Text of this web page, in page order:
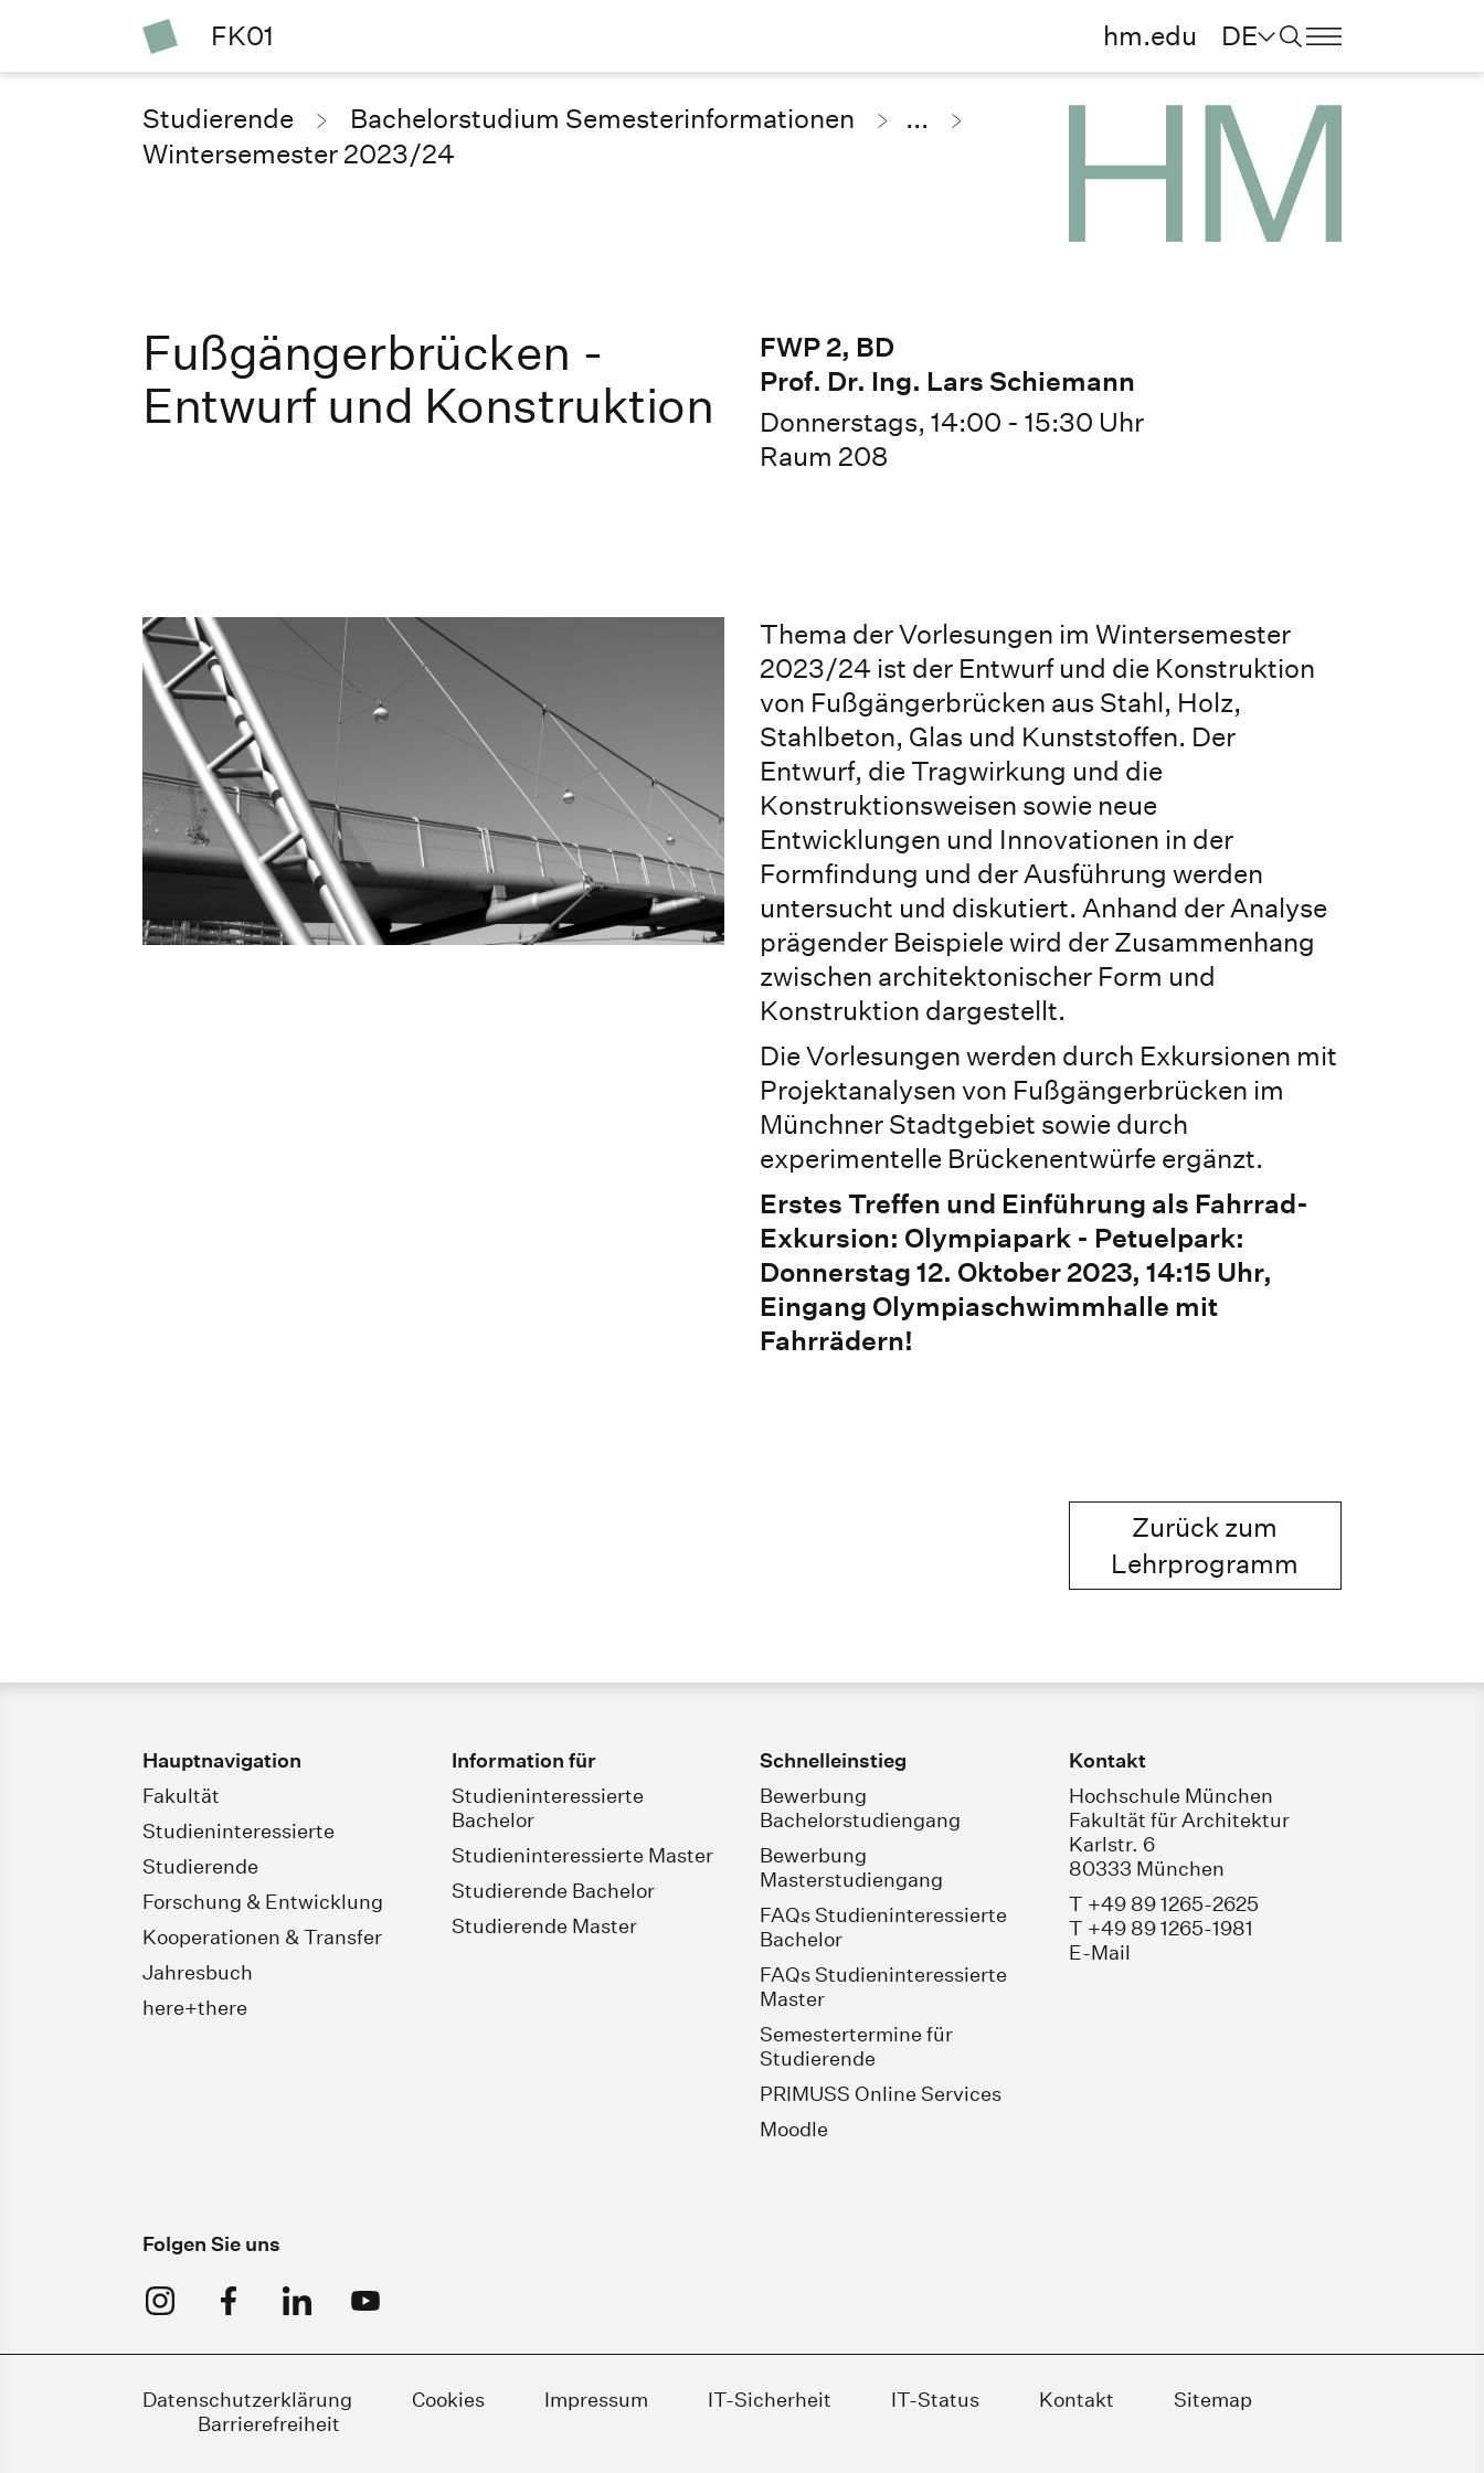
FK01 hm.edu DE
Studierende Bachelorstudium Semesterinformationen
...
Wintersemester 2023/24
Fußgängerbrücken -
Entwurf und Konstruktion
FWP 2, BD
Prof. Dr. Ing. Lars Schiemann
Donnerstags, 14:00 - 15:30 Uhr
Raum 208
Thema der Vorlesungen im Wintersemester
2023/24 ist der Entwurf und die Konstruktion
von Fußgängerbrücken aus Stahl, Holz,
Stahlbeton, Glas und Kunststoffen. Der
Entwurf, die Tragwirkung und die
Konstruktionsweisen sowie neue
Entwicklungen und Innovationen in der
Formfindung und der Ausführung werden
untersucht und diskutiert. Anhand der Analyse
prägender Beispiele wird der Zusammenhang
zwischen architektonischer Form und
Konstruktion dargestellt.
Die Vorlesungen werden durch Exkursionen mit
Projektanalysen von Fußgängerbrücken im
Münchner Stadtgebiet sowie durch
experimentelle Brückenentwürfe ergänzt.
Erstes Treffen und Einführung als Fahrrad-
Exkursion: Olympiapark - Petuelpark:
Donnerstag 12. Oktober 2023, 14:15 Uhr,
Eingang Olympiaschwimmhalle mit
Fahrrädern!
Zurück zum
Lehrprogramm
Hauptnavigation
Fakultät
Studieninteressierte
Studierende
Forschung & Entwicklung
Kooperationen & Transfer
Jahresbuch
here+there
Information für
Studieninteressierte
Bachelor
Studieninteressierte Master
Studierende Bachelor
Studierende Master
Schnelleinstieg
Bewerbung
Bachelorstudiengang
Bewerbung
Masterstudiengang
FAQs Studieninteressierte
Bachelor
FAQs Studieninteressierte
Master
Semestertermine für
Studierende
PRIMUSS Online Services
Moodle
Kontakt
Hochschule München
Fakultät für Architektur
Karlstr. 6
80333 München
T +49 89 1265-2625
T +49 89 1265-1981
E-Mail
Folgen Sie uns
Datenschutzerklärung Cookies Impressum IT-Sicherheit IT-Status Kontakt
Sitemap
Barrierefreiheit